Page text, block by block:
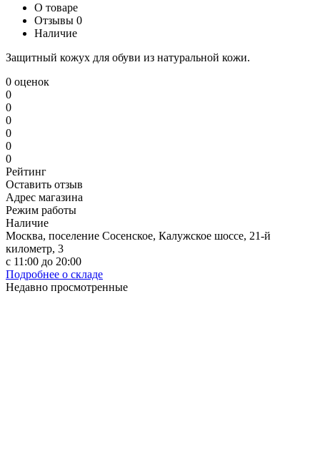
О товаре
Отзывы 0
Наличие
Защитный кожух для обуви из натуральной кожи.
0 оценок
0
0
0
0
0
0
Рейтинг
Оставить отзыв
Адрес магазина
Режим работы
Наличие
Москва, поселение Сосенское, Калужское шоссе, 21-й
километр, 3
с 11:00 до 20:00
Подробнее о складе
Недавно просмотренные